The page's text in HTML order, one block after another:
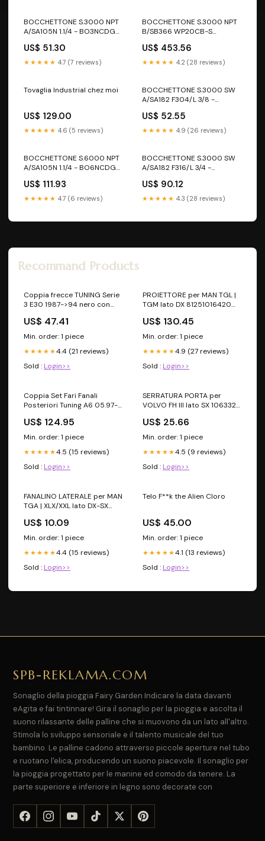
BOCCHETTONE S.3000 NPT
A/SA105N 1.1/4 - BO3NCDG
US$ 51.30
★★★★★ 4.7 (7 reviews)
BOCCHETTONE S.3000 NPT
B/SB366 WP20CB-S
scatola1
US$ 453.56
★★★★★ 4.2 (28 reviews)
Tovaglia Industrial chez moi
US$ 129.00
★★★★★ 4.6 (5 reviews)
BOCCHETTONE S.3000 SW
A/SA182 F304/L 3/8 -
US$ 52.55
★★★★★ 4.9 (26 reviews)
BOCCHETTONE S.6000 NPT
A/SA105N 1.1/4 - BO6NCDG
US$ 111.93
★★★★★ 4.7 (6 reviews)
BOCCHETTONE S.3000 SW
A/SA182 F316/L 3/4 -
US$ 90.12
★★★★★ 4.3 (28 reviews)
Recommand Products
Coppia frecce TUNING Serie
3 E30 1987->94 nero con
US$ 47.41
Min. order: 1 piece
★★★★★4.4 (21 reviews)
Sold : Login>>
PROIETTORE per MAN TGL |
TGM lato DX 81251016420
2013
US$ 130.45
Min. order: 1 piece
★★★★★4.9 (27 reviews)
Sold : Login>>
Coppia Set Fari Fanali
Posteriori Tuning A6 05.97-
US$ 124.95
Min. order: 1 piece
★★★★★4.5 (15 reviews)
Sold : Login>>
SERRATURA PORTA per
VOLVO FH III lato SX 1063327
US$ 25.66
Min. order: 1 piece
★★★★★4.5 (9 reviews)
Sold : Login>>
FANALINO LATERALE per MAN
TGA | XLX/XXL lato DX-SX
81253206117 SERIE 3/F30/F31
US$ 10.09
Min. order: 1 piece
★★★★★4.4 (15 reviews)
Sold : Login>>
Telo F**k the Alien Cloro
US$ 45.00
Min. order: 1 piece
★★★★★4.1 (13 reviews)
Sold : Login>>
SPB-REKLAMA.COM
Sonaglio della pioggia Fairy Garden Indicare la data davanti
eAgita e fai tintinnare! Gira il sonaglio per la pioggia e ascolta il
suono rilassante delle palline che si muovono da un lato all'altro.
Stimola lo sviluppo sensoriale e il talento musicale del tuo
bambino. Le palline cadono attraverso piccole aperture nel tubo
e ruotano l'elica, producendo un suono piacevole. Il sonaglio per
la pioggia progettato per le manine ed comodo da tenere. La
parte superiore e inferiore in legno sono decorate con